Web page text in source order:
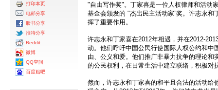
打印本页
电邮分享
脸书分享
推特分享
Reddit
微博
QQ空间
百度贴吧
"自由写作奖"。丁家喜是一位人权律师和活动
基金会颁发的 "杰出民主活动家”奖。许志永和
挥了重要作用。
许志永和丁家喜在2012年相遇，并在2012-
动。他们呼吁中国公民行使国际人权公约和中
由、公义和爱。他们推广非暴力抗争的理论和
的公民权利，在日常生活中建立联络，积极对
然而，许志永和丁家喜的和平且合法的活动给